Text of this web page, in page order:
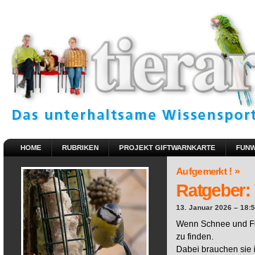
HOME RUBRIKEN PROJEKT GIFTWARNKARTE
Aufgemerkt ! »
13. Januar 2026 –
Wenn Schnee und
zu finden.
Dabei brauchen